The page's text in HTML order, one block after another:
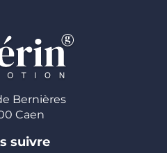
Bernières
Caen
suivre